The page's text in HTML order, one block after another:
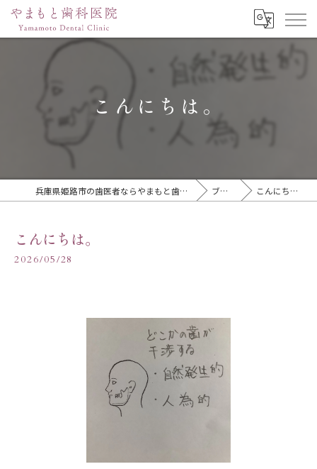
こんにちは。
兵庫県姫路市の歯医者ならやまもと歯科医院 ブログ こんにちは。
こんにちは。
2026/05/28